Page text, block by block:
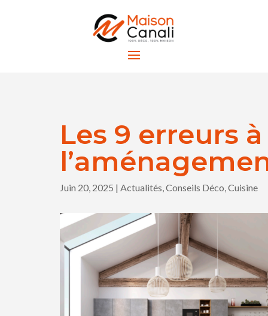
Les 9 erreurs
Juin 20, 2025 | Actualités,Conseils Déco,Cuisine